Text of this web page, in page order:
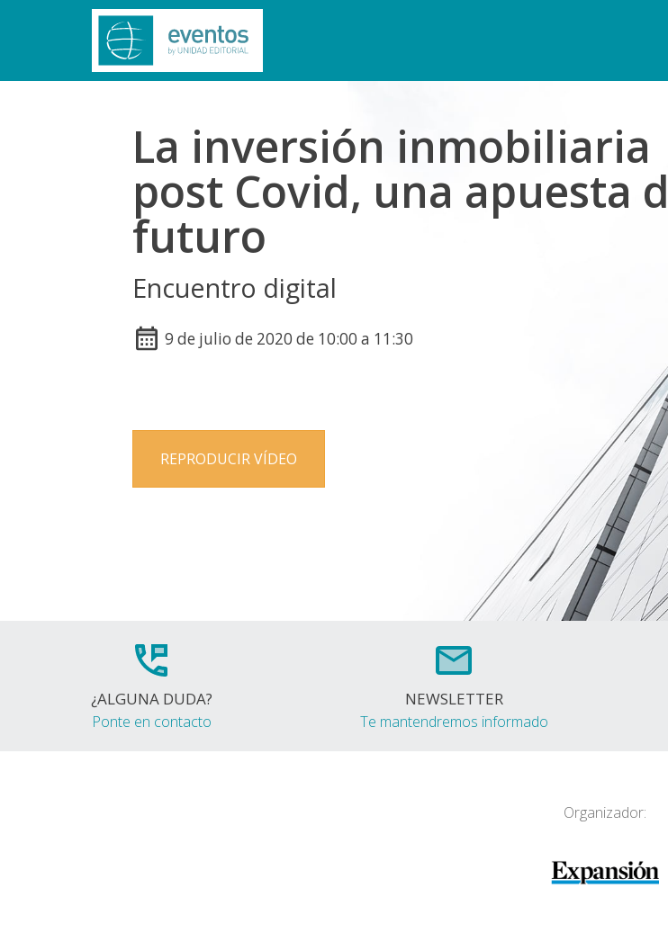
La inversión inmobiliaria
post Covid, una apuesta
futuro
Encuentro digital
9 de julio de 2020 de 10:00 a 11:30
REPRODUCIR VÍDEO
¿ALGUNA DUDA?
Ponte en contacto
NEWSLETTER
Te mantendremos informado
Organizador: